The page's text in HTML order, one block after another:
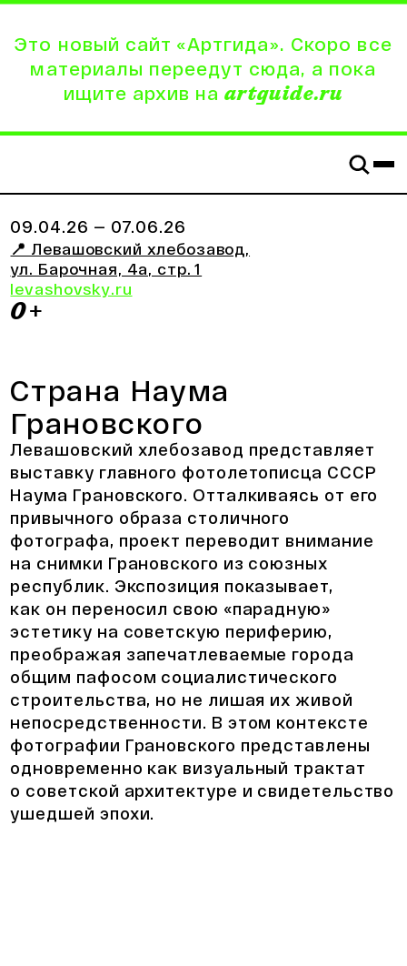
Это новый сайт «Артгида». Скоро все
материалы переедут сюда, а пока
ищите архив на artguide.ru
09.04.26 — 07.06.26
📍 Левашовский хлебозавод
ул. Барочная, 4а, стр. 1
levashovsky.ru
0+
Страна Наума
Грановского
Левашовский хлебозавод представляет
выставку главного фотолетописца СССР
Наума Грановского. Отталкиваясь от его
привычного образа столичного
фотографа, проект переводит внимание
на снимки Грановского из союзных
республик. Экспозиция показывает,
как он переносил свою «парадную»
эстетику на советскую периферию,
преображая запечатлеваемые города
общим пафосом социалистического
строительства, но не лишая их живой
непосредственности. В этом контексте
фотографии Грановского представлены
одновременно как визуальный трактат
о советской архитектуре и свидетельство
ушедшей эпохи.